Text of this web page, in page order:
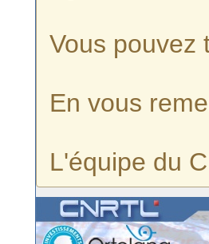
Vous pouvez
En vous
L'équipe du